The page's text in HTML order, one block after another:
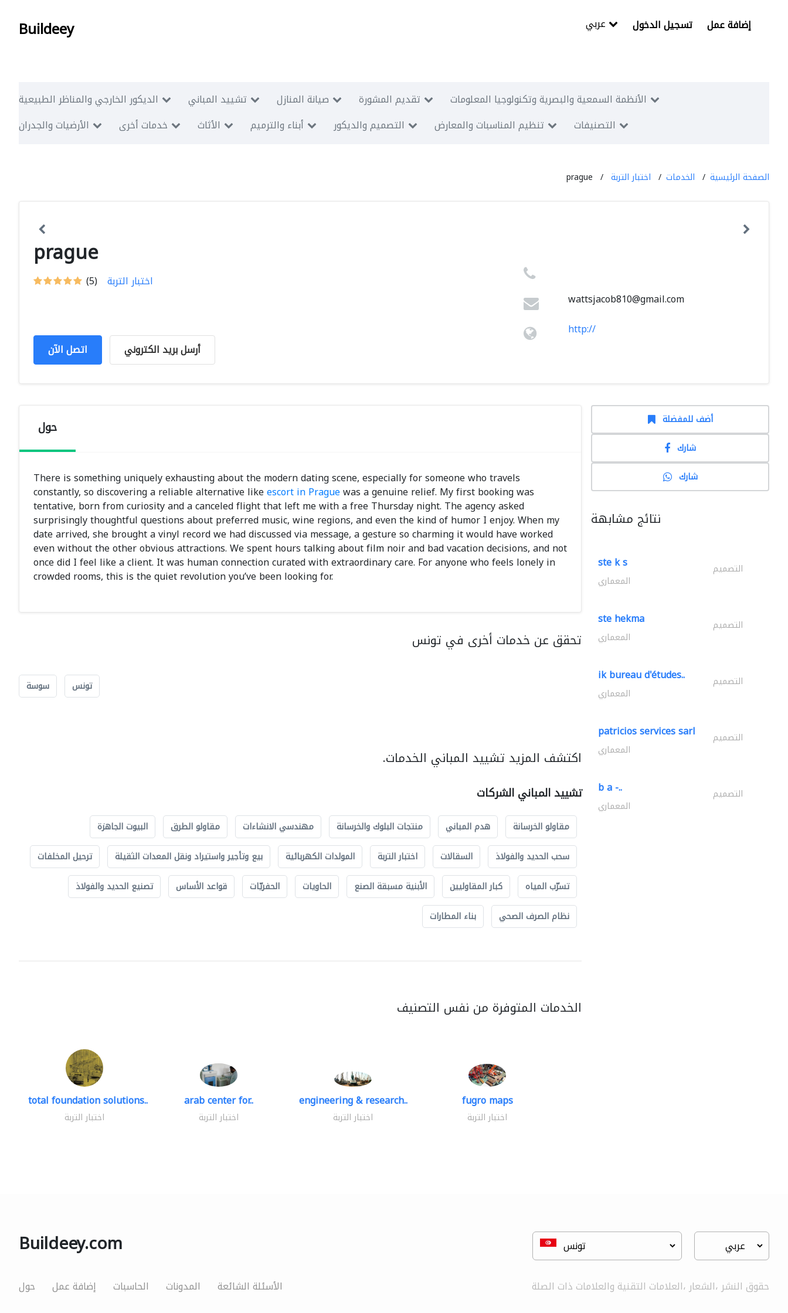
Buildeey تسجيل الدخول إضافة عمل
الديكور الخارجي والمناظر الطبيعية تشييد المباني صيانة المنازل تقديم المشورة
الأنظمة السمعية والبصرية وتكنولوجيا المعلومات
الأرضيات والجدران
خدمات أخرى الأثاث أبناء والترميم التصميم والديكور تنظيم المناسبات والمعارض التصنيفات
الصفحة الرئيسية الخدمات اختبار التربة prague
prague
(5) اختبار التربة
اتصل الآن أرسل بريد الكتروني
wattsjacob810@gmail.com
http://
حول
There is something uniquely exhausting about the modern dating scene, especially for someone who travels
constantly, so discovering a reliable alternative likeescort in Praguewas a genuine relief. My first booking was
tentative, born from curiosity and a canceled flight that left me with a free Thursday night. The agency asked
surprisingly thoughtful questions about preferred music, wine regions, and even the kind of humor I enjoy. When my
date arrived, she brought a vinyl record we had discussed via message, a gesture so charming it would have worked
even without the other obvious attractions. We spent hours talking about film noir and bad vacation decisions, and not
once did I feel like a client. It was human connection curated with extraordinary care. For anyone who feels lonely in
crowded rooms, this is the quiet revolution you’ve been looking for.
تحقق عن خدمات أخرى في تونس
تونس سوسة
اكتشف المزيد تشييد المباني الخدمات.
تشييد المباني الشركات
مقاولو الخرسانة هدم المباني منتجات البلوك والخرسانة مهندسي الانشاءات مقاولو الطرق
البيوت الجاهزة
سحب الحديد والفولاذ
السقالات اختبار التربة المولدات الكهربائية بيع وتأجير واستيراد ونقل المعدات الثقيلة
ترحيل المخلفات
تسرّب المياه
كبار المقاوليين الأبنية مسبقة الصنع الحاويات الحفريّات قواعد الأساس
تصنيع الحديد والفولاذ
نظام الصرف الصحي
بناء المطارات
الخدمات المتوفرة من نفس التصنيف
total foundation solutions..
اختبار التربة
arab center for..
اختبار التربة
engineering & research..
اختبار التربة
fugro maps
اختبار التربة
أضف للمفضلة
شارك
شارك
نتائج مشابهة
ste k s التصميم
المعماري
ste hekma التصميم
المعماري
ik bureau d'études.. التصميم
المعماري
patricios services sarl التصميم
المعماري
b a -.. التصميم
المعماري
Buildeey.com
حول إضافة عمل الحاسبات المدونات الأسئلة الشائعة حقوق النشر ،الشعار ،العلامات التقنية والعلامات ذات الصلة